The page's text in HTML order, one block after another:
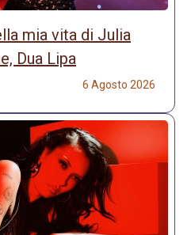
mia vita di Julia
Dua Lipa
6 Agosto 2026